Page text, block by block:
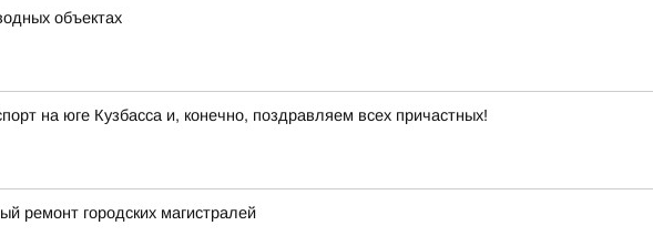
объектах
на юге Кузбасса и, конечно, поздравляем всех причастных!
ремонт городских магистралей